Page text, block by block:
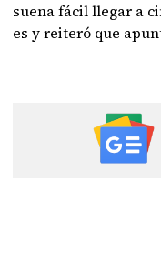
suena fácil llegar a
es y reiteró que